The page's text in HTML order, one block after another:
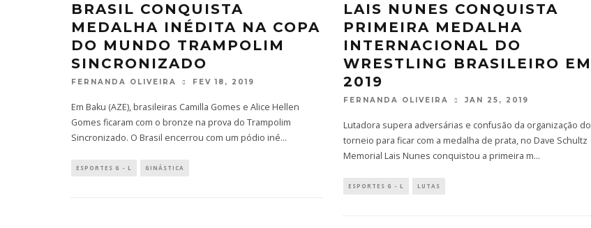
BRASIL CONQUISTA
MEDALHA INÉDITA NA COPA
DO MUNDO TRAMPOLIM
SINCRONIZADO
FERNANDA OLIVEIRA FEV 18, 2019
Em Baku (AZE), brasileiras Camilla Gomes e Alice Hellen
Gomes ficaram com o bronze na prova do Trampolim
Sincronizado. O Brasil encerrou com um pódio iné...
ESPORTES G - L GINÁSTICA
LAIS NUNES CONQUISTA
PRIMEIRA MEDALHA
INTERNACIONAL DO
WRESTLING BRASILEIRO EM
2019
FERNANDA OLIVEIRA JAN 25, 2019
Lutadora supera adversárias e confusão da organização do
torneio para ficar com a medalha de prata, no Dave Schultz
Memorial Lais Nunes conquistou a primeira m...
ESPORTES G - L LUTAS